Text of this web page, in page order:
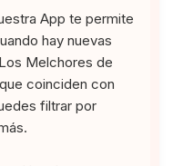
App te permite
hay nuevas
Melchores de
coinciden con
filtrar por